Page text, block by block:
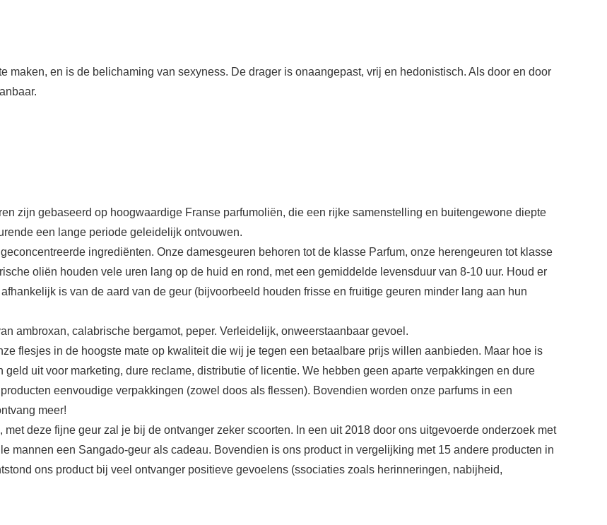
maken, en is de belichaming van sexyness. De drager is onaangepast, vrij en hedonistisch. Als door en door
zijn gebaseerd op hoogwaardige Franse parfumoliën, die een rijke samenstelling en buitengewone diepte
een lange periode geleidelijk ontvouwen.
ingrediënten. Onze damesgeuren behoren tot de klasse Parfum, onze herengeuren tot klasse
oliën houden vele uren lang op de huid en rond, met een gemiddelde levensduur van 8-10 uur. Houd er
is van de aard van de geur (bijvoorbeeld houden frisse en fruitige geuren minder lang aan hun
ambroxan, calabrische bergamot, peper. Verleidelijk, onweerstaanbaar gevoel.
flesjes in de hoogste mate op kwaliteit die wij je tegen een betaalbare prijs willen aanbieden. Maar hoe is
uit voor marketing, dure reclame, distributie of licentie. We hebben geen aparte verpakkingen en dure
eenvoudige verpakkingen (zowel doos als flessen). Bovendien worden onze parfums in een
meer!
deze fijne geur zal je bij de ontvanger zeker scoorten. In een uit 2018 door ons uitgevoerde onderzoek met
mannen een Sangado-geur als cadeau. Bovendien is ons product in vergelijking met 15 andere producten in
ons product bij veel ontvanger positieve gevoelens (ssociaties zoals herinneringen, nabijheid,